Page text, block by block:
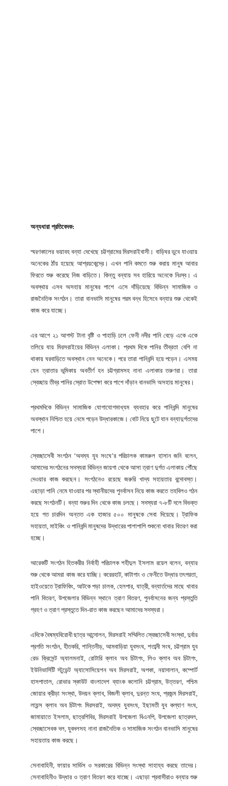
অন্যধারা প্রতিবেদক:
স্মরণকালের ভয়াবহ বন্যা দেখেছে চট্টগ্রামের মিরসরাইবাসী। বাড়িঘর ডুবে যাওয়ায়
অনেকের ঠাঁয় হয়েছে আশ্রয়কেন্দ্রে। এখন পানি কমতে শুরু করায় মানুষ আবার
ফিরতে শুরু করেছে নিজ বাড়িতে। কিন্তু বন্যায় সব হারিয়ে অনেকে নিঃস্ব। এ
অবস্থায় এসব অসহায় মানুষের পাশে এসে দাঁড়িয়েছে বিভিন্ন সামাজিক ও
রাজনৈতিক সংগঠন। তারা বানভাসি মানুষের পরম বন্ধ হিসেবে বন্যার শুরু থেকেই
কাজ করে যাচ্ছে।
এর আগে ২১ আগস্ট টানা বৃষ্টি ও পাহাড়ি ঢলে ফেনী নদীর পানি বেড়ে একে একে
তলিয়ে যায় মিরসরাইয়ের বিভিন্ন এলাকা। প্রথম দিকে পানির তীব্রতা বেশি না
থাকায় ঘরবাড়িতে অবস্থান নেন অনেকে। পরে তারা পানিবন্দি হয়ে পড়েন। এসময়
যেন ত্রাতার ভূমিকায় অবতীর্ণ হন চট্টগ্রামসহ নানা এলাকার তরুণরা। তারা
স্বেচ্ছায় তীব্র পানির স্রোত উপেক্ষা করে পাশে দাঁড়ান বানভাসি অসহায় মানুষের।
প্রথমদিকে বিভিন্ন সামাজিক যোগাযোগমাধ্যম ব্যবহার করে পানিবন্দি মানুষের
অবস্থান নিশ্চিত হয়ে নেমে পড়েন উদ্ধারকাজে। বোট নিয়ে ছুটে যান বন্যাদুর্গতদের
পাশে।
স্বেচ্ছাসেবী সংগঠন ‘অদম্য যুব সংঘে’র পরিচালক কামরুল হাসান জনি বলেন,
আমাদের সংগঠনের সদস্যরা বিভিন্ন জায়গা থেকে আসা ত্রাণ দুর্গত এলাকায় পৌঁছে
দেওয়ার কাজ করছেন। সংগঠনেও রয়েছে জরুরি খাদ্য সহায়তার বন্দোবস্ত।
এছাড়া পানি নেমে যাওয়ার পর স্থানীয়দের পুনর্বাসন নিয়ে কাজ করতে তহবিলও গঠন
করছে সংগঠনটি। বন্যা শুরুর দিন থেকে কাজ চলছে। সদস্যরা ৭-৮টি দলে বিভক্ত
হয়ে গত চারদিন অন্তত এক হাজার ৫০০ মানুষকে সেবা দিয়েছে। ট্রাফিক
সহায়তা, মাইকিং ও পানিবন্দি মানুষদের উদ্ধারের পাশাপাশি শুকনো খাবার বিতরণ করা
হচ্ছে।
আরেকটি সংগঠন হিতকরীর নির্বাহী পরিচালক শহীদুল ইসলাম রয়েল বলেন, বন্যার
শুরু থেকে আমরা কাজ করে যাচ্ছি। করেরহাট, কাটাগাং ও ফেনীতে উদ্ধার তৎপরতা,
হাইওয়েতে ট্রাফিকিং, আটকে পড়া চালক, হেলপার, যাত্রী, বন্যার্তদের মাছে খাবার
পানি বিতরণ, উপজেলার বিভিন্ন স্থানে ত্রাণ বিতরণ, পুনর্বাসনের জন্য প্রস্তুতি
গ্রহণ ও ত্রাণ প্রস্তুতে দিন-রাত কাজ করছেন আমাদের সদস্যরা।
এদিকে বৈষম্যবিরোধী ছাত্র আন্দোলন, মিরসরাই সম্মিলিত স্বেচ্ছাসেবী সংস্থা, দুর্বার
প্রগতি সংগঠন, হীতকরি, শান্তিনীড়, আমবাড়িয়া যুবসংঘ, শতাব্দী সংঘ, চট্টগ্রাম যুব
রেড ক্রিসেন্ট অ্যালমনাই, রোটারি ক্লাব অব চিটাগং, লিও ক্লাব অব চিটাগং,
ইউনিভার্সিটি স্টুডেন্ট অ্যাসোসিয়েশন অব মিরসরাই, অপকা, নয়াদালান, কম্পোর্ট
হাসপাতাল, রোভার স্কাউট বাংলাদেশ ব্যাংক কলোনি চট্টগ্রাম, উত্তরণ, পশ্চিম
জোয়ার ক্রীড়া সংস্থা, উদয়ন ক্লাব, বিজলী ক্লাব, দুরন্ত সংঘ, প্রজন্ম মিরসরাই,
লায়ন্স ক্লাব অব চিটাগং মিরসরাই, অদম্য যুবসংঘ, ইছামতী যুব কল্যাণ সংঘ,
জামায়াতে ইসলাম, ছাত্রশিবির, মিরসরাই উপজেলা বিএনপি, উপজেলা ছাত্রদল,
স্বেচ্ছাসেবক দল, যুবদলসহ নানা রাজনৈতিক ও সামাজিক সংগঠন বানভাসি মানুষের
সহায়তায় কাজ করছে।
সেনাবাহিনী, ফায়ার সার্ভিস ও সরকারের বিভিন্ন সংস্থা সাহায্য করছে তাদের।
সেনাবাহিনীও উদ্ধার ও ত্রাণ বিতরণ করে যাচ্ছে। এছাড়া প্রবাসীরাও বন্যার শুরু